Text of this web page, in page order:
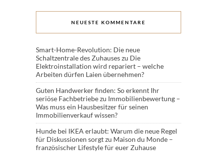
NEUESTE KOMMENTARE
Smart-Home-Revolution: Die neue
Schaltzentrale des Zuhauseszu Die
Elektroinstallation wird repariert – welche
Arbeiten dürfen Laien übernehmen?
Guten Handwerker finden: So erkennt Ihr
seriöse Fachbetriebezu Immobilienbewertung –
Was muss ein Hausbesitzer für seinen
Immobilienverkauf wissen?
Hunde bei IKEA erlaubt: Warum die neue Regel
für Diskussionen sorgtzu Maison du Monde –
französischer Lifestyle für euer Zuhause